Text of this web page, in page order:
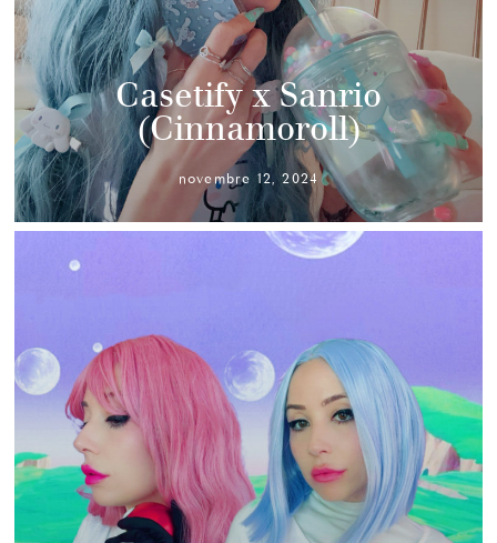
Casetify x Sanrio
(Cinnamoroll)
novembre 12, 2024